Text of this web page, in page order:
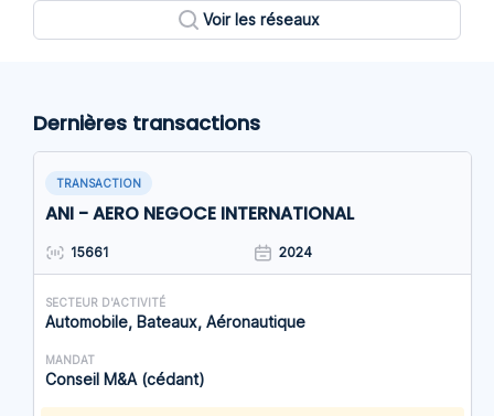
Voir les réseaux
Dernières transactions
TRANSACTION
ANI - AERO NEGOCE INTERNATIONAL
15661 2024
SECTEUR D'ACTIVITÉ
Automobile, Bateaux, Aéronautique
MANDAT
Conseil M&A (cédant)